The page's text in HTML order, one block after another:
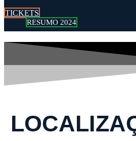
TICKETS
RESUMO 2024